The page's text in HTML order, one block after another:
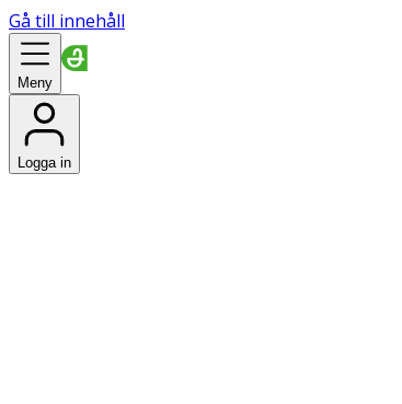
Gå till innehåll
Meny
Logga in